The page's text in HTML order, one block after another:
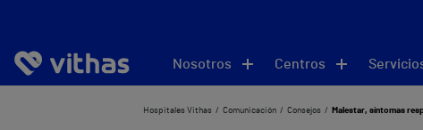
Nosotros Centros
Hospitales Vithas Comunicación Consejos Malestar, síntomas